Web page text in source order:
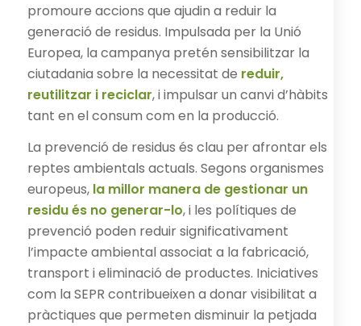
promoure accions que ajudin a reduir la
generació de residus. Impulsada per la Unió
Europea, la campanya pretén sensibilitzar la
ciutadania sobre la necessitat de reduir,
reutilitzar i reciclar, i impulsar un canvi d’hàbits
tant en el consum com en la producció.
La prevenció de residus és clau per afrontar els
reptes ambientals actuals. Segons organismes
europeus, la millor manera de gestionar un
residu és no generar-lo, i les polítiques de
prevenció poden reduir significativament
l’impacte ambiental associat a la fabricació,
transport i eliminació de productes. Iniciatives
com la SEPR contribueixen a donar visibilitat a
pràctiques que permeten disminuir la petjada